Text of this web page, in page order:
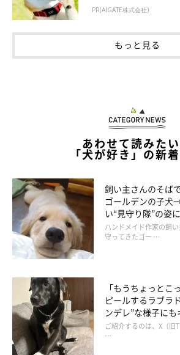
PR(AIGATE株式会社)
もっと見る
あわせて読みたい
「犬が好き」の新
飼い主さんのそば
ゴールデンの子犬
い“見守り隊”の姿
ハンドメイド作家の飼
守ってきたゴー …
「もうちょっとこ
ピールするラブラ
ンデレ”な様子にも
ご紹介するのは、X（
…